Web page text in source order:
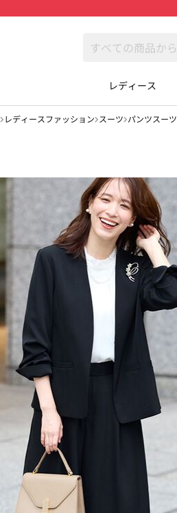
レディース
レディースファッション スーツ パンツスーツ